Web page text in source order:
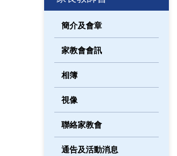
簡介及會章
家教會會訊
相簿
視像
聯絡家教會
通告及活動消息